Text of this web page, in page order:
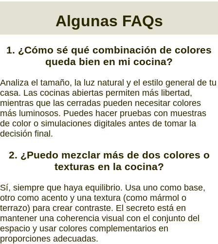
Algunas FAQs
1. ¿Cómo sé qué combinación de colores
queda bien en mi cocina?
Analiza el tamaño, la luz natural y el estilo general de tu
casa. Las cocinas abiertas permiten más libertad,
mientras que las cerradas pueden necesitar colores
más luminosos. Puedes hacer pruebas con muestras
de color o simulaciones digitales antes de tomar la
decisión final.
2. ¿Puedo mezclar más de dos colores o
texturas en la cocina?
Sí, siempre que haya equilibrio. Usa uno como base,
otro como acento y una textura (como mármol o
terrazo) para crear contraste. El secreto está en
mantener una coherencia visual con el conjunto del
espacio y usar colores complementarios en
proporciones adecuadas.